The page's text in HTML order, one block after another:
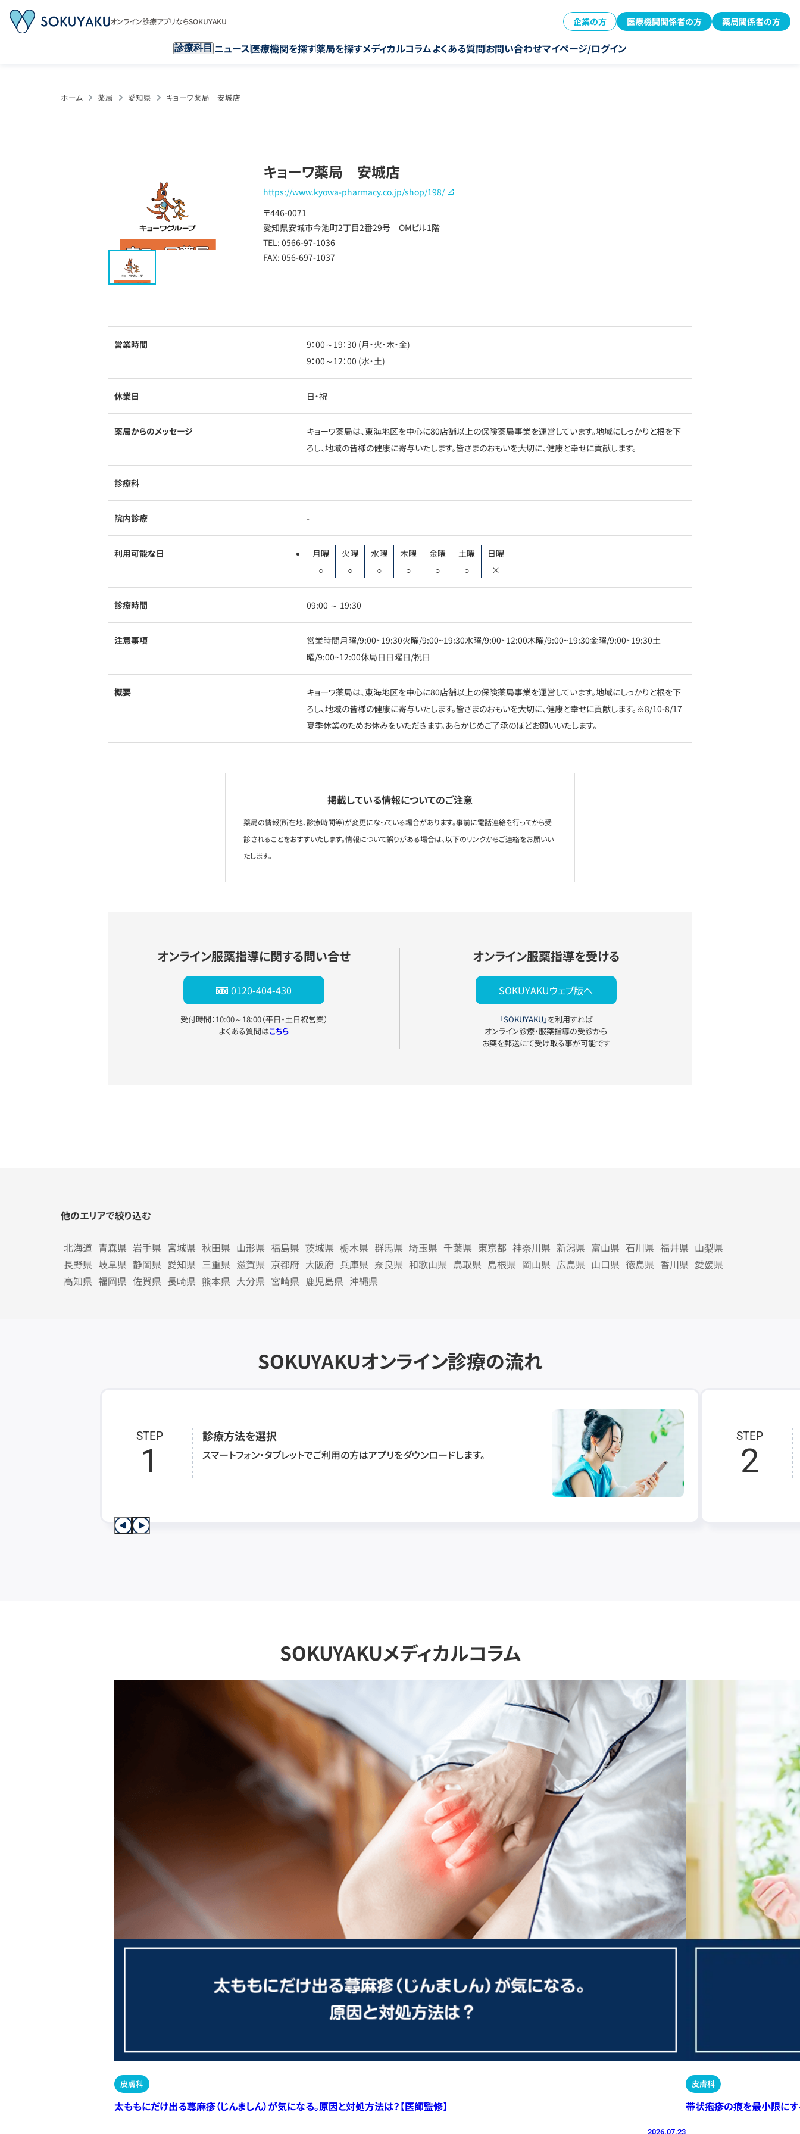
オンライン診療アプリならSOKUYAKU 企業の方 医療機関関係者の方 薬局関係者の方
診療科目 ニュース医療機関を探す薬局を探すメディカルコラムよくある質問お問い合わせマイページ/ログイン
ホーム 薬局 愛知県 キョーワ薬局 安城店
キョーワ薬局 安城店
https://www.kyowa-pharmacy.co.jp/shop/198/
〒446-0071
愛知県安城市今池町2丁目2番29号 OMビル1階
TEL: 0566-97-1036
FAX: 056-697-1037
営業時間
9：00～19：30 (月・火・木・金)
9：00～12：00 (水・土)
休業日 日・祝
薬局からのメッセージ
キョーワ薬局は、東海地区を中心に80店舗以上の保険薬局事業を運営しています。地域にしっかりと根を下
ろし、地域の皆様の健康に寄与いたします。皆さまのおもいを大切に、健康と幸せに貢献します。
診療科
院内診療 -
利用可能な日
月曜
○
火曜
○
水曜
○
木曜
○
金曜
○
土曜
○
日曜
×
診療時間 09:00 ～ 19:30
注意事項
営業時間月曜/9:00~19:30火曜/9:00~19:30水曜/9:00~12:00木曜/9:00~19:30金曜/9:00~19:30土
曜/9:00~12:00休局日日曜日/祝日
概要
キョーワ薬局は、東海地区を中心に80店舗以上の保険薬局事業を運営しています。地域にしっかりと根を下
ろし、地域の皆様の健康に寄与いたします。皆さまのおもいを大切に、健康と幸せに貢献します。※8/10-8/17
夏季休業のためお休みをいただきます。あらかじめご了承のほどお願いいたします。
掲載している情報についてのご注意
薬局の情報(所在地、診療時間等)が変更になっている場合があります。事前に電話連絡を行ってから受
診されることをおすすいたします。情報について誤りがある場合は、以下のリンクからご連絡をお願いい
たします。
オンライン服薬指導に関する問い合せ
0120-404-430
受付時間：10:00～18:00（平日・土日祝営業）
よくある質問はこちら
オンライン服薬指導を受ける
SOKUYAKUウェブ版へ
「SOKUYAKU」を利用すれば
オンライン診療・服薬指導の受診から
お薬を郵送にて受け取る事が可能です
他のエリアで絞り込む
北海道 青森県 岩手県 宮城県 秋田県 山形県 福島県 茨城県 栃木県 群馬県 埼玉県 千葉県 東京都 神奈川県 新潟県 富山県 石川県 福井県 山梨県
長野県 岐阜県 静岡県 愛知県 三重県 滋賀県 京都府 大阪府 兵庫県 奈良県 和歌山県 鳥取県 島根県 岡山県 広島県 山口県 徳島県 香川県 愛媛県
高知県 福岡県 佐賀県 長崎県 熊本県 大分県 宮崎県 鹿児島県 沖縄県
SOKUYAKUオンライン診療の流れ
STEP
1
診療方法を選択
スマートフォン・タブレットでご利用の方はアプリをダウンロードします。
STEP
2
SOKUYAKUメディカルコラム
皮膚科
太ももにだけ出る蕁麻疹（じんましん）が気になる。原因と対処方法は？【医師監修】
2026.07.23
皮膚科
帯状疱疹の痕を最小限にす